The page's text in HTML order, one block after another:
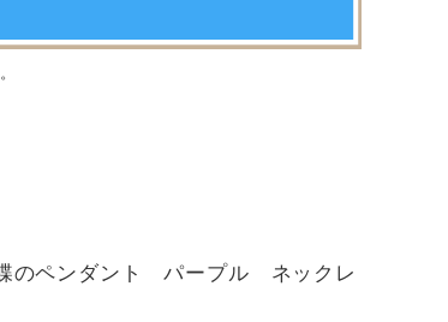
のペンダント パープル ネックレ